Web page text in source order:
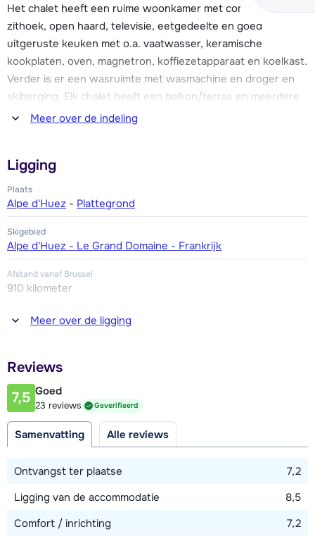
De chalets de l'Altiport liggen iets boven het dorp, de
groene piste die naar het dorp toegaat (Altiport), loopt door
het parkje heen en is ook goed te doen voor de beginners.
Zo zijn de liften en de skischool ook voor hen gemakkelijk en
snel bereikbaar! De gratis skibus stopt aan het begin van het
Het chalet heeft een ruime woonkamer met comfortabele
zithoek, open haard, televisie, eetgedeelte en goed
uitgeruste keuken met o.a. vaatwasser, keramische
kookplaten, oven, magnetron, koffiezetapparaat en koelkast.
Verder is er een wasruimte met wasmachine en droger en
skiberging. Elk chalet heeft een balkon/terras en meerdere
parkeerplaatsen direct bij het chalet.
persoonsbedden. Zes badkamers met een bad of douche.
Zes toiletten.
Doordat dit type chalets particulier bezit is, kunnen er kleine
afwijkingen in de omschrijving voorkomen.
Meer over de indeling
Ligging
Plaats
Alpe d'Huez - Plattegrond
Skigebied
Alpe d'Huez - Le Grand Domaine - Frankrijk
Afstand vanaf Brussel
910 kilometer
Afstand tot winkel(s)
500 meter
500 - 700 meter
Afstand tot piste
25 - 50 meter
50 meter
Meer over de ligging
Reviews
7,5 Goed
23 reviews Geverifieerd
Samenvatting Alle reviews
Ontvangst ter plaatse
7,2
Ligging van de accommodatie
8,5
Comfort / inrichting
7,2